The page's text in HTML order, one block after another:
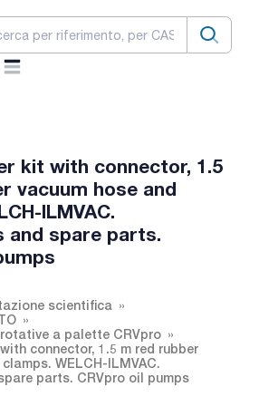
kit with connector, 1.5
vacuum hose and
ILMVAC.
and spare parts.
scientifica
a palette CRVpro
connector, 1.5 m red rubber
WELCH-ILMVAC.
parts. CRVpro oil pumps